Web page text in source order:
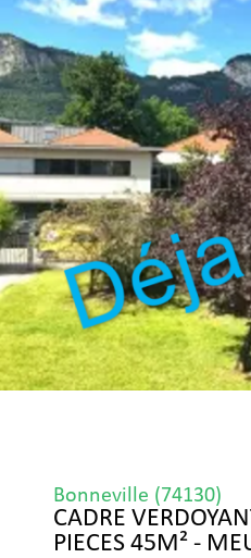
Bonneville (74130)
CADRE
PIECES 45M² -